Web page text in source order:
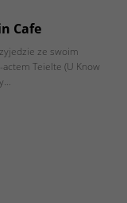
Cafe
ze swoim
Teielte (U Know